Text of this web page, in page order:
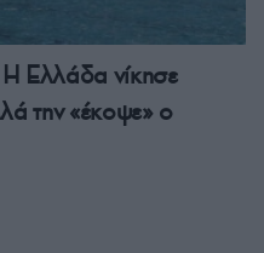
Ελλάδα νίκησε
την «έκοψε» ο